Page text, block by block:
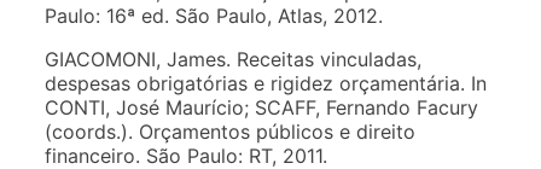
Paulo: 16ª ed. São Paulo, Atlas, 2012.
GIACOMONI, James. Receitas vinculadas,
despesas obrigatórias e rigidez orçamentária. In
CONTI, José Maurício; SCAFF, Fernando Facury
(coords.). Orçamentos públicos e direito
financeiro. São Paulo: RT, 2011.